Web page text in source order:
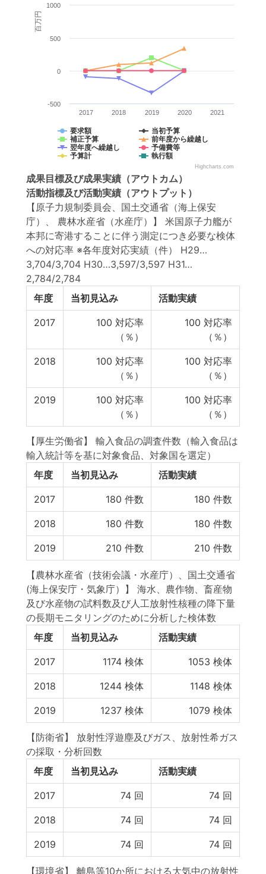
百万円
要求額
当初予算
補正予算
前年度から繰越し
翌年度へ繰越し
予備費等
予算計
執行額
2017 2018 2019 2020 2021
-500
0
500
1000
Highcharts.com
成果目標及び成果実績 （アウトカム）
活動指標及び活動実績 （アウトプット）
【原子力規制委員会、国土交通省（海上保安
庁）、 農林水産省（水産庁）】 米国原子力艦が
本邦に寄港することに伴う測定につき必要な検体
への対応率 ※各年度対応実績（件） H29…
3,704/3,704 H30…3,597/3,597 H31…
2,784/2,784
年度
当初見込み 活動実績
2017 100 対応率
（％）
100 対応率
（％）
2018 100 対応率
（％）
100 対応率
（％）
2019 100 対応率
（％）
100 対応率
（％）
【厚生労働省】 輸入食品の調査件数（輸入食品は
輸入統計等を基に対象食品、対象国を選定）
年度
当初見込み 活動実績
2017 180 件数 180 件数
2018 180 件数 180 件数
2019 210 件数 210 件数
【農林水産省（技術会議・水産庁）、国土交通省
(海上保安庁・気象庁）】 海水、農作物、畜産物
及び水産物の試料数及び人工放射性核種の降下量
の長期モニタリングのために分析した検体数
年度
当初見込み 活動実績
2017 1174 検体 1053 検体
2018 1244 検体 1148 検体
2019 1237 検体 1079 検体
【防衛省】 放射性浮遊塵及びガス、放射性希ガス
の採取・分析回数
年度
当初見込み 活動実績
2017 74 回 74 回
2018 74 回 74 回
2019 74 回 74 回
【環境省】 離島等10か所における大気中の放射性